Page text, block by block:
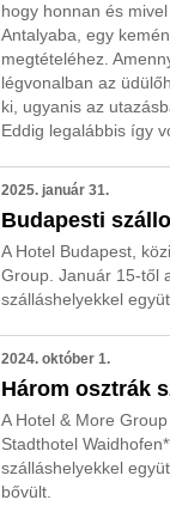
hogy honnan és
Antalyaba, egy
megtételéhez.
légvonalban az
ki, ugyanis az
Eddig legalábbis így
2025. január 31.
Budapesti
A Hotel Budapest,
Group. Január 15-től
szálláshelyekkel
2024. október 1.
Három osztrák
A Hotel & More
Stadthotel
szálláshelyekkel
bővült.